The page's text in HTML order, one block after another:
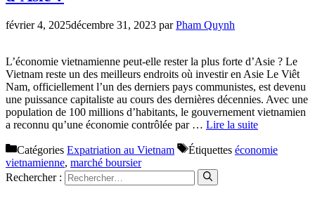
février 4, 2025décembre 31, 2023 parPham Quynh
L’économie vietnamienne peut-elle rester la plus forte d’Asie ? Le
Vietnam reste un des meilleurs endroits où investir en Asie Le Viêt
Nam, officiellement l’un des derniers pays communistes, est devenu
une puissance capitaliste au cours des dernières décennies. Avec une
population de 100 millions d’habitants, le gouvernement vietnamien
a reconnu qu’une économie contrôlée par … Lire la suite
Catégories Expatriation au Vietnam Étiquettes économie
vietnamienne, marché boursier
Rechercher :